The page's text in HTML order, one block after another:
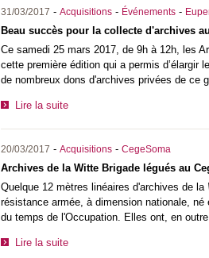
31/03/2017 - Acquisitions - Événements -
Beau succès pour la collecte d'archives
Ce samedi 25 mars 2017, de 9h à 12h, les
cette première édition qui a permis d’élargir
de nombreux dons d'archives privées de ce
Lire la suite
20/03/2017 - Acquisitions - CegeSoma
Archives de la Witte Brigade légués au
Quelque 12 mètres linéaires d'archives de la
résistance armée, à dimension nationale,
du temps de l'Occupation. Elles ont, en
Lire la suite